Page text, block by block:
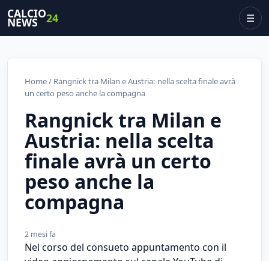
CALCIO
NEWS 24 ☰
Home/ Rangnick tra Milan e Austria: nella scelta finale avrà
un certo peso anche la compagna
Rangnick tra Milan e
Austria: nella scelta
finale avrà un certo
peso anche la
compagna
2 mesi fa
Nel corso del consueto appuntamento con il